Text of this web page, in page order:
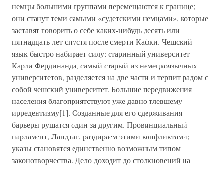
немцы большими группами перемещаются к границе;
они станут теми самыми «судетскими немцами», которые
заставят говорить о себе каких-нибудь десять или
пятнадцать лет спустя после смерти Кафки. Чешский
язык быстро набирает силу: старинный университет
Карла-Фердинанда, самый старый из немецкоязычных
университетов, разделяется на две части и терпит радом с
собой чешский университет. Большие передвижения
населения благоприятствуют уже давно тлевшему
ирредентизму[1]. Созданные для его сдерживания
барьеры рушатся один за другим. Провинциальный
парламент, Ландтаг, раздираем этими конфликтами;
указы становятся единственно возможным типом
законотворчества. Дело доходит до столкновений на